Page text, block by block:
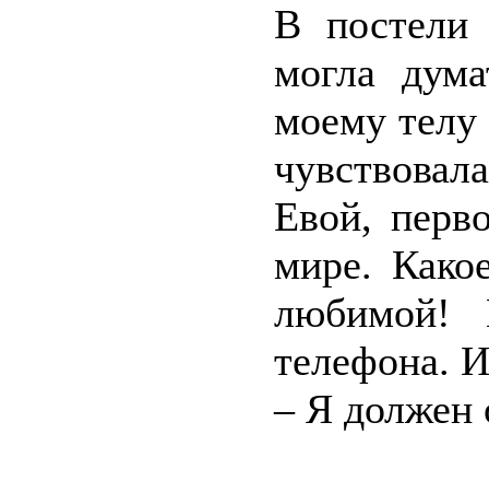
В
могла
моему
Евой,
мире.
любимой!
телефона.
– Я должен